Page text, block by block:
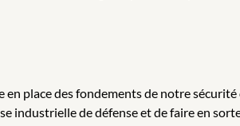
en place des fondements de notre
industrielle de défense et de faire en